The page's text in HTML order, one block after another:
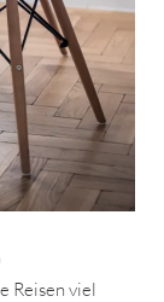
Reisen viel